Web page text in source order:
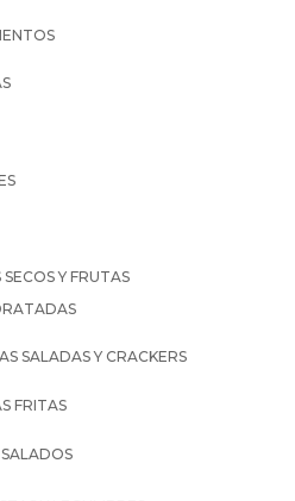
Y FRUTAS
SALADAS Y CRACKERS
FRITAS